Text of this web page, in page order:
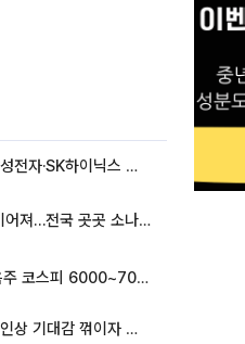
[베스트&워스트] 삼성전자·SK하이닉스 밀린 한 주…상상인증권은 85% 급등
35도 안팎 무더위 이어져…전국 곳곳 소나기 [오늘 날씨]
[주간증시전망] 다음주 코스피 6000~7000⋯“外人 수급은 정책이 변수”
뉴욕증시, 연준 금리인상 기대감 꺾이자 상승...S&P500 사상 최고치 [종합]